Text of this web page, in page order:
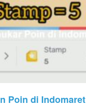
Poin di Indomaret